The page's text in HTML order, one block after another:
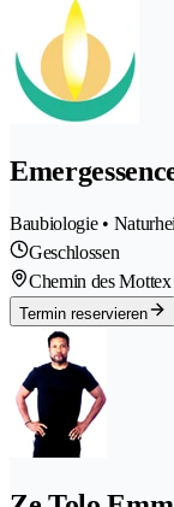
Baubiologie •
Geschlossen
Chemin des
Termin reservieren